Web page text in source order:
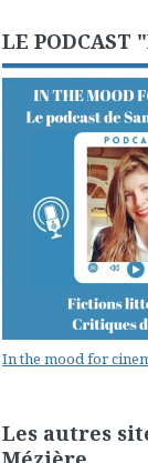
LE PODCAST
In the mood for
Les autres